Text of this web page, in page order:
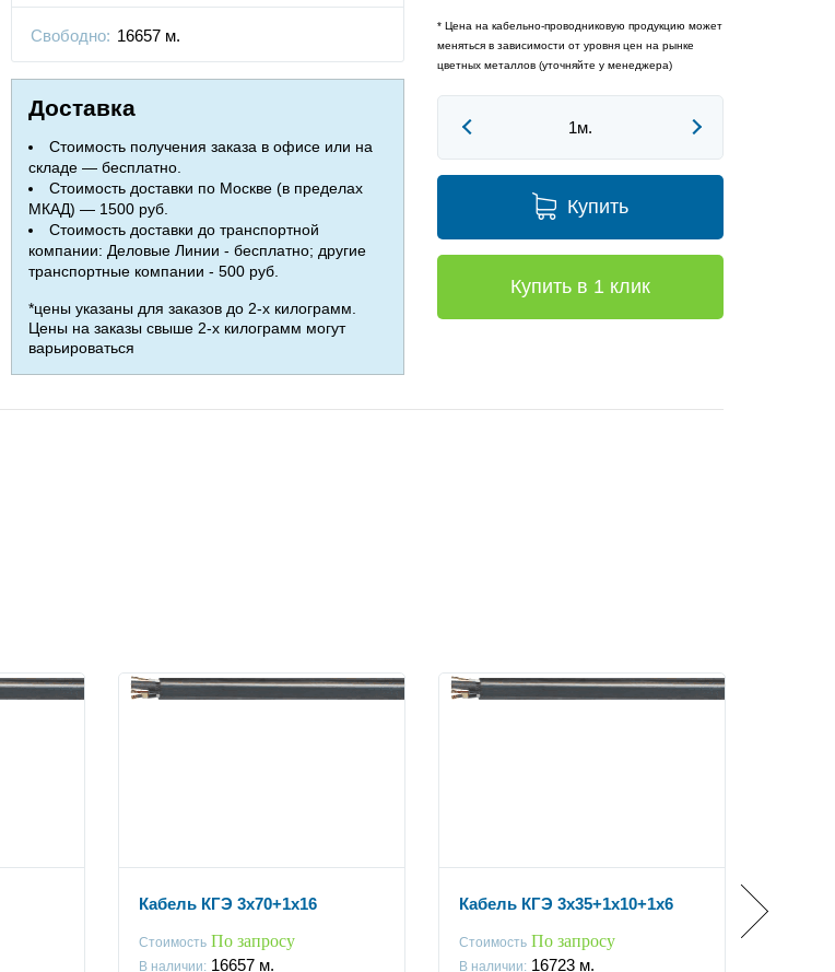
Свободно: 16657 м.
Доставка
Стоимость получения заказа в офисе или на
складе — бесплатно.
Стоимость доставки по Москве (в пределах
МКАД) — 1500 руб.
Стоимость доставки до транспортной
компании: Деловые Линии - бесплатно; другие
транспортные компании - 500 руб.
*цены указаны для заказов до 2-х килограмм.
Цены на заказы свыше 2-х килограмм могут
варьироваться
* Цена на кабельно-проводниковую продукцию может
меняться в зависимости от уровня цен на рынке
цветных металлов (уточняйте у менеджера)
Купить
Купить в 1 клик
Кабель КГЭ 3x70+1x16
СтоимостьПо запросу
В наличии:16657 м.
Кабель КГЭ 3x35+1x10+1x6
СтоимостьПо запросу
В наличии:16723 м.